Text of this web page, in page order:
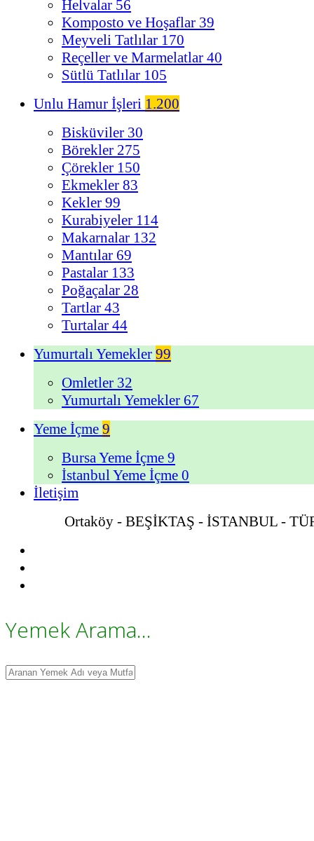
Helvalar 56
Komposto ve Hoşaflar 39
Meyveli Tatlılar 170
Reçeller ve Marmelatlar 40
Sütlü Tatlılar 105
Unlu Hamur İşleri 1.200
Bisküviler 30
Börekler 275
Çörekler 150
Ekmekler 83
Kekler 99
Kurabiyeler 114
Makarnalar 132
Mantılar 69
Pastalar 133
Poğaçalar 28
Tartlar 43
Turtalar 44
Yumurtalı Yemekler 99
Omletler 32
Yumurtalı Yemekler 67
Yeme İçme 9
Bursa Yeme İçme 9
İstanbul Yeme İçme 0
İletişim
Ortaköy - BEŞİKTAŞ - İSTANBUL -
Yemek Arama...